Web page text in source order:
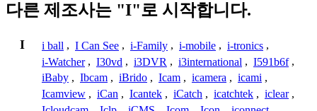
다른 제조사는 "I"로 시작합니다.
I i ball , I Can See , i-Family , i-mobile , i-tronics ,
i-Watcher , I30vd , i3DVR , i3international , I591b6f ,
iBaby , Ibcam , iBrido , Icam , icamera , icami ,
Icamview , iCan , Icantek , iCatch , icatchtek , iclear ,